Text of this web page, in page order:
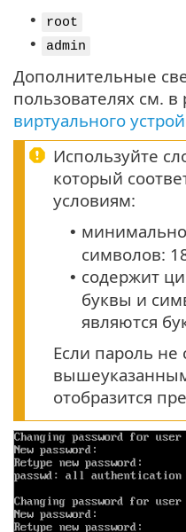
• root
• admin
Дополнительные
пользователях см. в
виртуального
Используйте
который
условиям:
•
символов:
• содержит
буквы и
являются
Если пароль не
отобразится